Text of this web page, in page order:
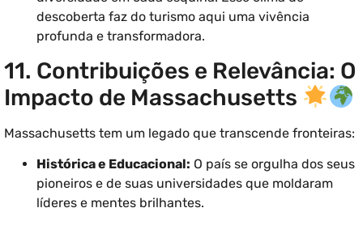
descoberta faz do turismo aqui uma vivência
profunda e transformadora.
11. Contribuições e Relevância: O
Impacto de Massachusetts
Massachusetts tem um legado que transcende fronteiras:
Histórica e Educacional: O país se orgulha dos seus
pioneiros e de suas universidades que moldaram
líderes e mentes brilhantes.